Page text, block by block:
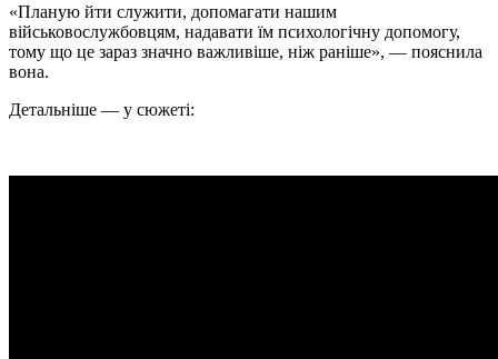
«Планую йти служити, допомагати нашим
військовослужбовцям, надавати їм психологічну допомогу,
тому що це зараз значно важливіше, ніж раніше», — пояснила
вона.
Детальніше — у сюжеті: